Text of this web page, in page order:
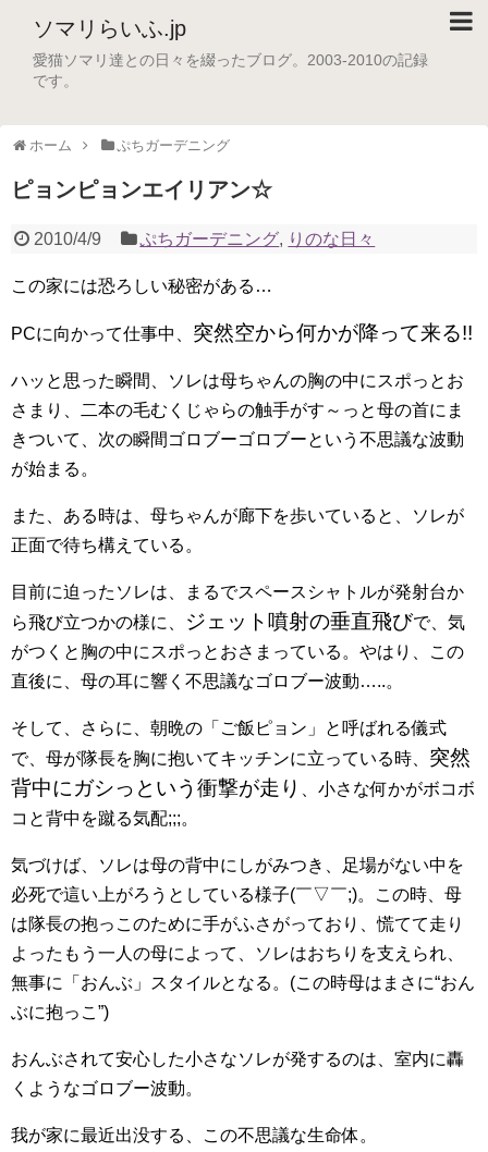
ソマリらいふ.jp
愛猫ソマリ達との日々を綴ったブログ。2003-2010の記録
です。
ホーム ぷちガーデニング
ピョンピョンエイリアン☆
2010/4/9 ぷちガーデニング, りのな日々
この家には恐ろしい秘密がある…
PCに向かって仕事中、 突然空から何かが降って来る!!
ハッと思った瞬間、ソレは母ちゃんの胸の中にスポっとお
さまり、二本の毛むくじゃらの触手がす～っと母の首にま
きついて、次の瞬間ゴロブーゴロブーという不思議な波動
が始まる。
また、ある時は、母ちゃんが廊下を歩いていると、ソレが
正面で待ち構えている。
目前に迫ったソレは、まるでスペースシャトルが発射台か
ら飛び立つかの様に、
ジェット噴射の垂直飛びで、気
がつくと胸の中にスポっとおさまっている。やはり、この
直後に、母の耳に響く不思議なゴロブー波動…..。
そして、さらに、朝晩の「ご飯ピョン」と呼ばれる儀式
で、母が隊長を胸に抱いてキッチンに立っている時、 突然
背中にガシっという衝撃が走り
、小さな何かがボコボ
コと背中を蹴る気配;;;。
気づけば、ソレは母の背中にしがみつき、足場がない中を
必死で這い上がろうとしている様子(￣▽￣;)。この時、母
は隊長の抱っこのために手がふさがっており、慌てて走り
よったもう一人の母によって、ソレはおちりを支えられ、
無事に「おんぶ」スタイルとなる。(この時母はまさに“おん
ぶに抱っこ”)
おんぶされて安心した小さなソレが発するのは、室内に轟
くようなゴロブー波動。
我が家に最近出没する、この不思議な生命体。